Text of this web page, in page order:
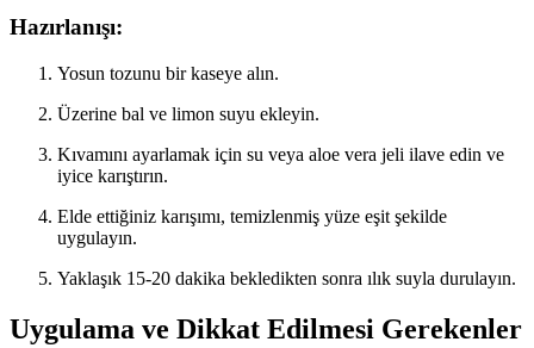
Hazırlanışı:
Yosun tozunu bir kaseye alın.
Üzerine bal ve limon suyu ekleyin.
Kıvamını ayarlamak için su veya aloe vera jeli ilave edin ve
iyice karıştırın.
Elde ettiğiniz karışımı, temizlenmiş yüze eşit şekilde
uygulayın.
Yaklaşık 15-20 dakika bekledikten sonra ılık suyla durulayın.
Uygulama ve Dikkat Edilmesi Gerekenler